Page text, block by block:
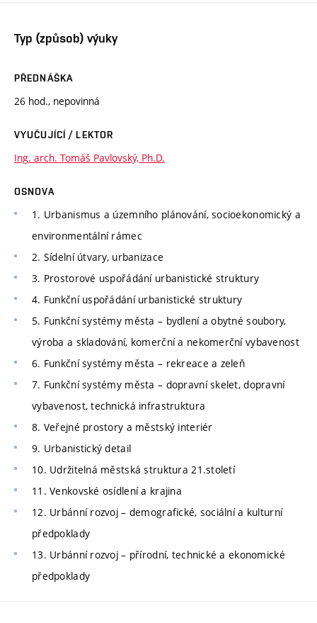
Typ (způsob) výuky
PŘEDNÁŠKA
26 hod., nepovinná
VYUČUJÍCÍ / LEKTOR
Ing. arch. Tomáš Pavlovský, Ph.D.
OSNOVA
1. Urbanismus a územního plánování, socioekonomický a
environmentální rámec
2. Sídelní útvary, urbanizace
3. Prostorové uspořádání urbanistické struktury
4. Funkční uspořádání urbanistické struktury
5. Funkční systémy města – bydlení a obytné soubory,
výroba a skladování, komerční a nekomerční vybavenost
6. Funkční systémy města – rekreace a zeleň
7. Funkční systémy města – dopravní skelet, dopravní
vybavenost, technická infrastruktura
8. Veřejné prostory a městský interiér
9. Urbanistický detail
10. Udržitelná městská struktura 21.století
11. Venkovské osídlení a krajina
12. Urbánní rozvoj – demografické, sociální a kulturní
předpoklady
13. Urbánní rozvoj – přírodní, technické a ekonomické
předpoklady